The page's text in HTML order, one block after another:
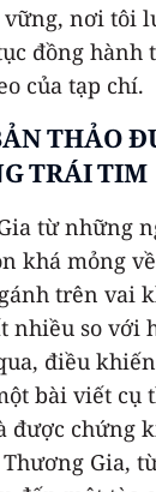
nơi tôi
đồng hành
của tạp chí.
THẢO
TRÁI TIM
từ những
khá mỏng
trên vai
nhiều so với
điều
bài viết cụ
được chứng
Gia,